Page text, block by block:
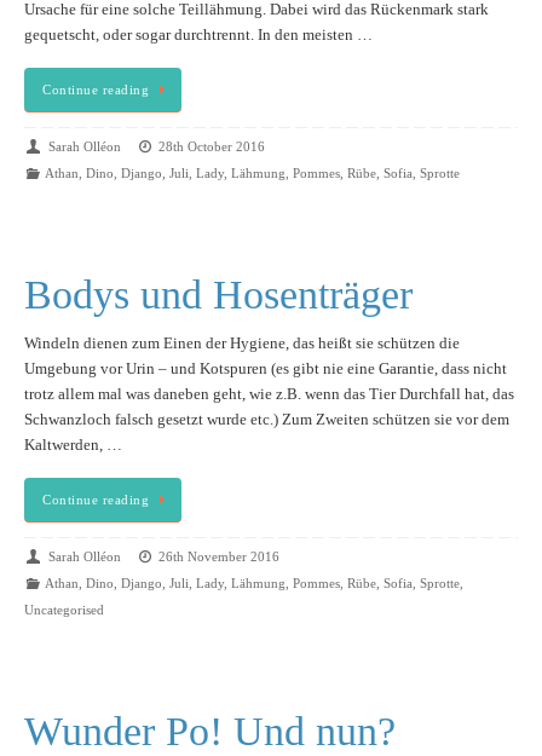
Ursache für eine solche Teillähmung. Dabei wird das Rückenmark stark
gequetscht, oder sogar durchtrennt. In den meisten …
Continue reading
Sarah Olléon
28th October 2016
Athan Dino Django Juli Lady, Lähmung Pommes, Rübe, Sofia Sprotte
Bodys und Hosenträger
Windeln dienen zum Einen der Hygiene, das heißt sie schützen die
Umgebung vor Urin – und Kotspuren (es gibt nie eine Garantie, dass nicht
trotz allem mal was daneben geht, wie z.B. wenn das Tier Durchfall hat, das
Schwanzloch falsch gesetzt wurde etc.) Zum Zweiten schützen sie vor dem
Kaltwerden, …
Continue reading
Sarah Olléon
26th November 2016
Athan Dino Django Juli Lady, Lähmung Pommes, Rübe, Sofia Sprotte,
Uncategorised
Wunder Po! Und nun?